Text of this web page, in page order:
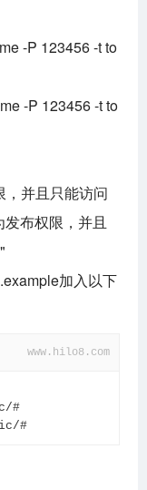
-P 123456 -t to
-P 123456 -tto
，并且只能访问
布权限，并且
加入以下
www.hilo8.com
#
#